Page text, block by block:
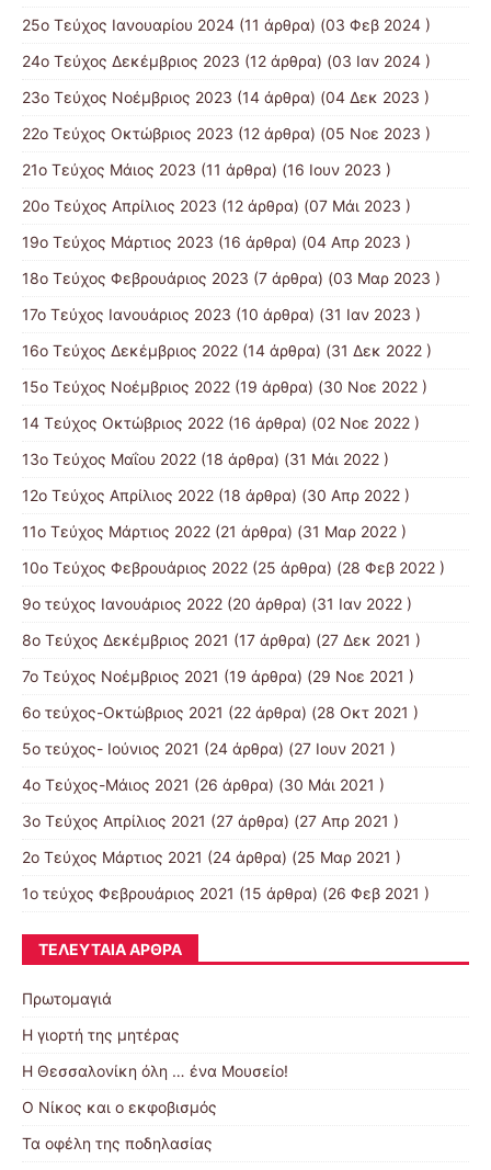
25ο Τεύχος Ιανουαρίου 2024 (11 άρθρα) (03 Φεβ 2024 )
24ο Τεύχος Δεκέμβριος 2023 (12 άρθρα) (03 Ιαν 2024 )
23ο Τεύχος Νοέμβριος 2023 (14 άρθρα) (04 Δεκ 2023 )
22ο Τεύχος Οκτώβριος 2023 (12 άρθρα) (05 Νοε 2023 )
21ο Τεύχος Μάιος 2023 (11 άρθρα) (16 Ιουν 2023 )
20ο Τεύχος Απρίλιος 2023 (12 άρθρα) (07 Μάι 2023 )
19ο Τεύχος Μάρτιος 2023 (16 άρθρα) (04 Απρ 2023 )
18ο Τεύχος Φεβρουάριος 2023 (7 άρθρα) (03 Μαρ 2023 )
17ο Τεύχος Ιανουάριος 2023 (10 άρθρα) (31 Ιαν 2023 )
16ο Τεύχος Δεκέμβριος 2022 (14 άρθρα) (31 Δεκ 2022 )
15o Τεύχος Νοέμβριος 2022 (19 άρθρα) (30 Νοε 2022 )
14 Tεύχος Οκτώβριος 2022 (16 άρθρα) (02 Νοε 2022 )
13ο Τεύχος Μαΐου 2022 (18 άρθρα) (31 Μάι 2022 )
12ο Τεύχος Απρίλιος 2022 (18 άρθρα) (30 Απρ 2022 )
11o Tεύχος Μάρτιος 2022 (21 άρθρα) (31 Μαρ 2022 )
10o Tεύχος Φεβρουάριος 2022 (25 άρθρα) (28 Φεβ 2022 )
9o τεύχος Ιανουάριος 2022 (20 άρθρα) (31 Ιαν 2022 )
8o Tεύχος Δεκέμβριος 2021 (17 άρθρα) (27 Δεκ 2021 )
7o Τεύχος Νοέμβριος 2021 (19 άρθρα) (29 Νοε 2021 )
6ο τεύχος-Οκτώβριος 2021 (22 άρθρα) (28 Οκτ 2021 )
5ο τεύχος- Ιούνιος 2021 (24 άρθρα) (27 Ιουν 2021 )
4o Tεύχος-Μάιος 2021 (26 άρθρα) (30 Μάι 2021 )
3ο Τεύχος Απρίλιος 2021 (27 άρθρα) (27 Απρ 2021 )
2o Tεύχος Μάρτιος 2021 (24 άρθρα) (25 Μαρ 2021 )
1ο τεύχος Φεβρουάριος 2021 (15 άρθρα) (26 Φεβ 2021 )
ΤΕΛΕΥΤΑΊΑ ΆΡΘΡΑ
Πρωτομαγιά
Η γιορτή της μητέρας
Η Θεσσαλονίκη όλη … ένα Μουσείο!
Ο Νίκος και ο εκφοβισμός
Τα οφέλη της ποδηλασίας